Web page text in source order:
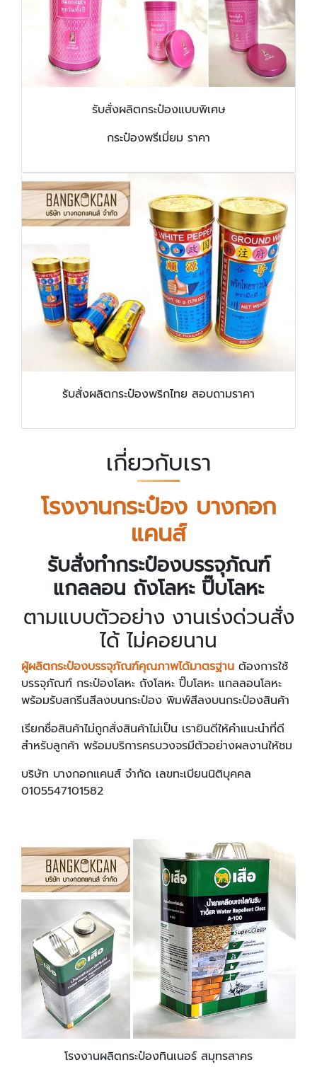
รับสั่งผลิตกระป๋องแบบพิเศษ
กระป๋องพรีเมี่ยม ราคา
รับสั่งผลิตกระป๋องพริกไทย สอบถามราคา
เกี่ยวกับเรา
โรงงานกระป๋อง บางกอก
แคนส์
รับสั่งทำกระป๋องบรรจุภัณฑ์
แกลลอน ถังโลหะ ปิ๊บโลหะ
ตามแบบตัวอย่าง งานเร่งด่วนสั่ง
ได้ ไม่คอยนาน
ผู้ผลิตกระป๋องบรรจุภัณฑ์คุณภาพได้มาตรฐาน ต้องการใช้
บรรจุภัณฑ์ กระป๋องโลหะ ถังโลหะ ปิ๊บโลหะ แกลลอนโลหะ
พร้อมรับสกรีนสีลงบนกระป๋อง พิมพ์สีลงบนกระป๋องสินค้า
เรียกชื่อสินค้าไม่ถูกสั่งสินค้าไม่เป็น เรายินดีให้คำแนะนำที่ดี
สำหรับลูกค้า พร้อมบริการครบวงจรมีตัวอย่างผลงานให้ชม
บริษัท บางกอกแคนส์ จำกัด เลขทะเบียนนิติบุคคล
0105547101582
โรงงานผลิตกระป๋องทินเนอร์ สมุทรสาคร